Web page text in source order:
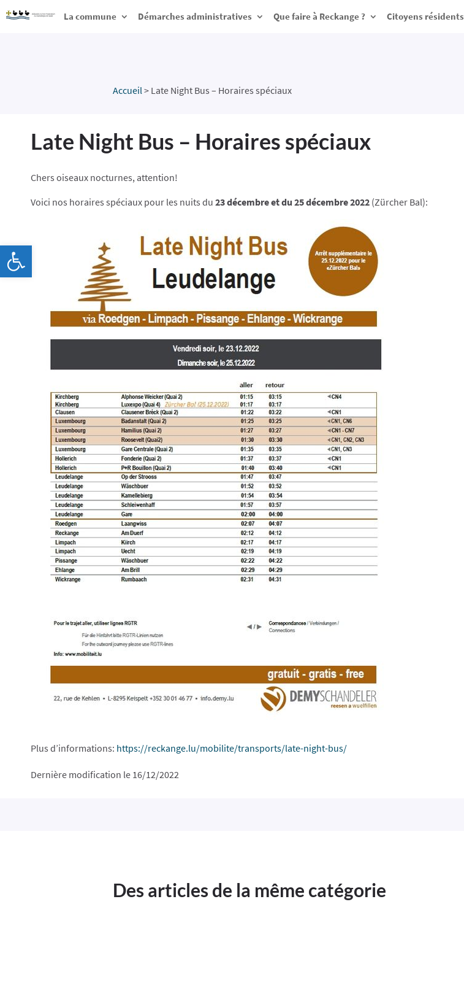
La commune Démarches administratives Que faire à Reckange ? Citoyens résidents
Accueil > Late Night Bus – Horaires spéciaux
Late Night Bus – Horaires spéciaux
Chers oiseaux nocturnes, attention!
Voici nos horaires spéciaux pour les nuits du 23 décembre et du 25 décembre 2022 (Zürcher Bal):
Plus d’informations: https://reckange.lu/mobilite/transports/late-night-bus/
Dernière modification le 16/12/2022
Des articles de la même catégorie
Ouvrir la barre d’outils